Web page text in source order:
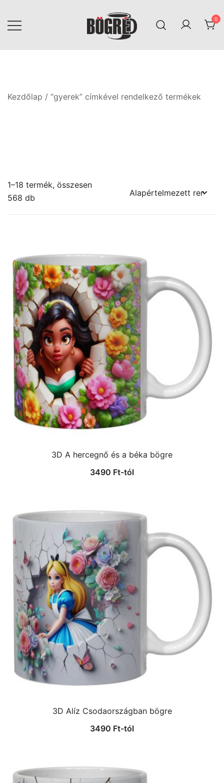
content
Bögréd
0
Kezdőlap / “gyerek” címkével rendelkező termékek
1–18 termék, összesen
568 db
3D A hercegnő és a béka bögre
3490 Ft-tól
3D Alíz Csodaországban bögre
3490 Ft-tól